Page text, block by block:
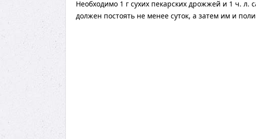
Необходимо 1 г сухих пекарских дрожжей и 1 ч. л.
должен постоять не менее суток, а затем им и